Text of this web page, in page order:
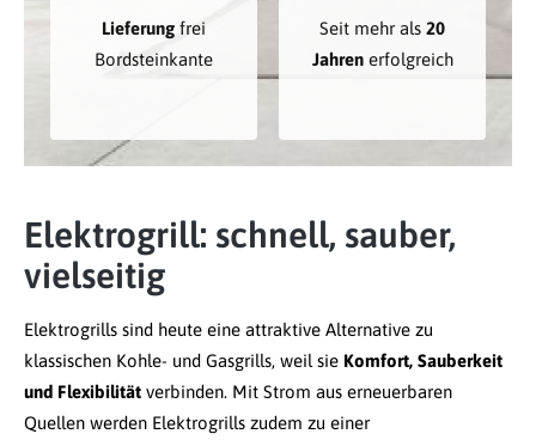
Lieferung frei
Bordsteinkante
Seit mehr als 20
Jahrenerfolgreich
Elektrogrill: schnell, sauber,
vielseitig
Elektrogrills sind heute eine attraktive Alternative zu
klassischen Kohle- und Gasgrills, weil sie Komfort, Sauberkeit
und Flexibilität verbinden. Mit Strom aus erneuerbaren
Quellen werden Elektrogrills zudem zu einer